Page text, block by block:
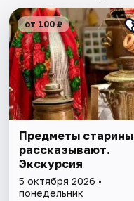
от 100 ₽
Предметы старины
рассказывают.
Экскурсия
5 октября 2026 •
понедельник